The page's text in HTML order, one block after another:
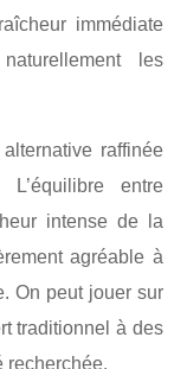
immédiate
les
raffinée
entre
intense de la
agréable à
On peut jouer sur
traditionnel à des
recherchée.